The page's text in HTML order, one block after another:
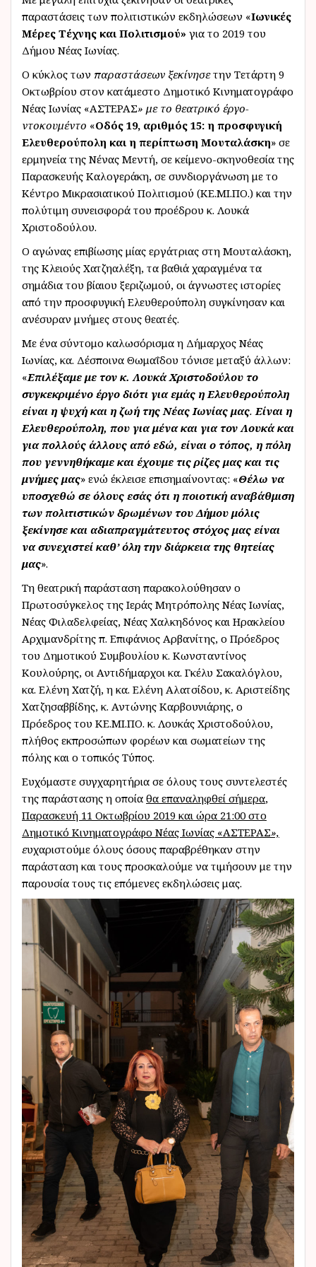
παραστάσεις των πολιτιστικών εκδηλώσεων «Ιωνικές
Μέρες Τέχνης και Πολιτισμού» για το 2019 του
Δήμου Νέας Ιωνίας.
Ο κύκλος των παραστάσεων ξεκίνησετην Τετάρτη 9
Οκτωβρίου στον κατάμεστο Δημοτικό Κινηματογράφο
Νέας Ιωνίας «ΑΣΤΕΡΑΣ» με το θεατρικό έργο-
ντοκουμέντο «Οδός 19, αριθμός 15: η προσφυγική
Ελευθερούπολη και η περίπτωση Μουταλάσκη» σε
ερμηνεία της Νένας Μεντή, σε κείμενο-σκηνοθεσία της
Παρασκευής Καλογεράκη, σε συνδιοργάνωση με το
Κέντρο Μικρασιατικού Πολιτισμού (ΚΕ.ΜΙ.ΠΟ.) και την
πολύτιμη συνεισφορά του προέδρου κ. Λουκά
Χριστοδούλου.
Ο αγώνας επιβίωσης μίας εργάτριας στη Μουταλάσκη,
της Κλειούς Χατζηαλέξη, τα βαθιά χαραγμένα τα
σημάδια του βίαιου ξεριζωμού, οι άγνωστες ιστορίες
από την προσφυγική Ελευθερούπολη συγκίνησαν και
ανέσυραν μνήμες στους θεατές.
Με ένα σύντομο καλωσόρισμα η Δήμαρχος Νέας
Ιωνίας, κα. Δέσποινα Θωμαΐδου τόνισε μεταξύ άλλων:
«Επιλέξαμε με τον κ. Λουκά Χριστοδούλου το
συγκεκριμένο έργο διότι για εμάς η Ελευθερούπολη
είναι η ψυχή και η ζωή της Νέας Ιωνίας μας. Είναι η
Ελευθερούπολη, που για μένα και για τον Λουκά και
για πολλούς άλλους από εδώ, είναι ο τόπος, η πόλη
που γεννηθήκαμε και έχουμε τις ρίζες μας και τις
μνήμες μας» ενώ έκλεισε επισημαίνοντας: «Θέλω να
υποσχεθώ σε όλους εσάς ότι η ποιοτική αναβάθμιση
των πολιτιστικών δρωμένων του Δήμου μόλις
ξεκίνησε και αδιαπραγμάτευτος στόχος μας είναι
να συνεχιστεί καθ’ όλη την διάρκεια της θητείας
μας».
Τη θεατρική παράσταση παρακολούθησαν ο
Πρωτοσύγκελος της Ιεράς Μητρόπολης Νέας Ιωνίας,
Νέας Φιλαδελφείας, Νέας Χαλκηδόνος και Ηρακλείου
Αρχιμανδρίτης π. Επιφάνιος Αρβανίτης, ο Πρόεδρος
του Δημοτικού Συμβουλίου κ. Κωνσταντίνος
Κουλούρης, οι Αντιδήμαρχοι κα. Γκέλυ Σακαλόγλου,
κα. Ελένη Χατζή, η κα. Ελένη Αλατσίδου, κ. Αριστείδης
Χατζησαββίδης, κ. Αντώνης Καρβουνιάρης, ο
Πρόεδρος του ΚΕ.ΜΙ.ΠΟ. κ. Λουκάς Χριστοδούλου,
πλήθος εκπροσώπων φορέων και σωματείων της
πόλης και ο τοπικός Τύπος.
Ευχόμαστε συγχαρητήρια σε όλους τους συντελεστές
της παράστασης η οποία θα επαναληφθεί σήμερα,
Παρασκευή 11 Οκτωβρίου 2019 και ώρα 21:00 στο
Δημοτικό Κινηματογράφο Νέας Ιωνίας «ΑΣΤΕΡΑΣ»,
ευχαριστούμε όλους όσους παραβρέθηκαν στην
παράσταση και τους προσκαλούμε να τιμήσουν με την
παρουσία τους τις επόμενες εκδηλώσεις μας.